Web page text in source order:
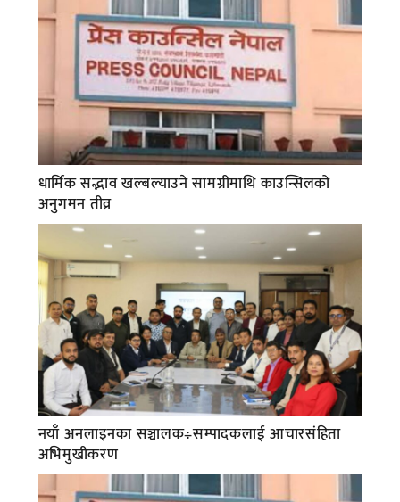
धार्मिक सद्भाव खल्बल्याउने सामग्रीमाथि काउन्सिलको
अनुगमन तीव्र
नयाँ अनलाइनका सञ्चालक÷सम्पादकलाई आचारसंहिता
अभिमुखीकरण